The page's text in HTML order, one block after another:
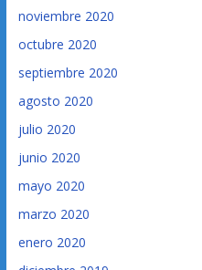
noviembre 2020
octubre 2020
septiembre 2020
agosto 2020
julio 2020
junio 2020
mayo 2020
marzo 2020
enero 2020